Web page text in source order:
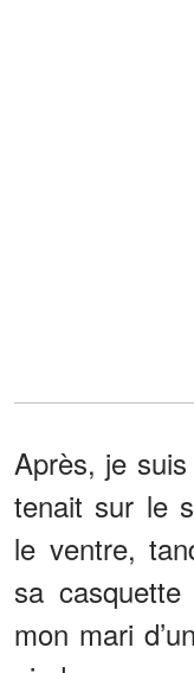
Après, je
tenait sur le
le ventre,
sa
mon mari